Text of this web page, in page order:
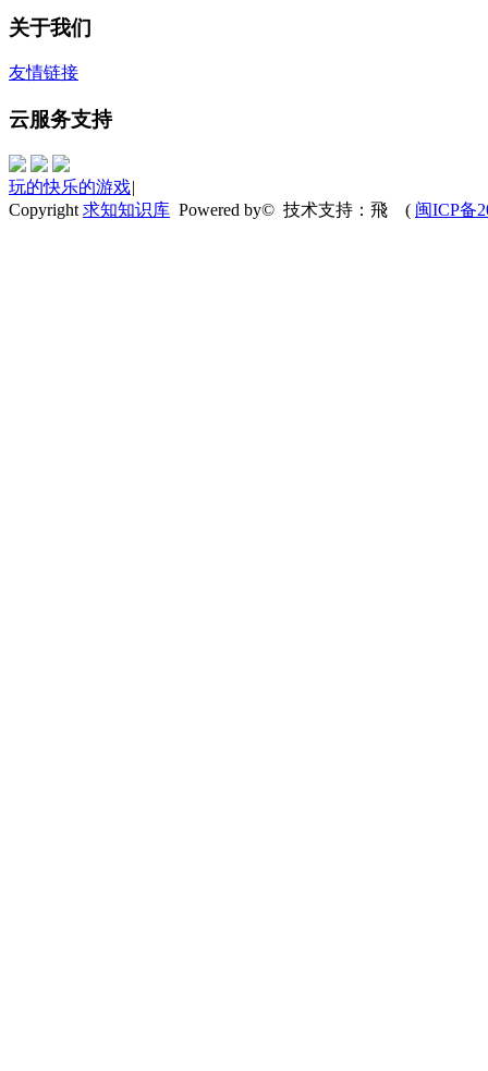
关于我们
友情链接
云服务支持
玩的快乐的游戏|
Copyright 求知知识库 Powered by© 技术支持：飛 ( 闽ICP备